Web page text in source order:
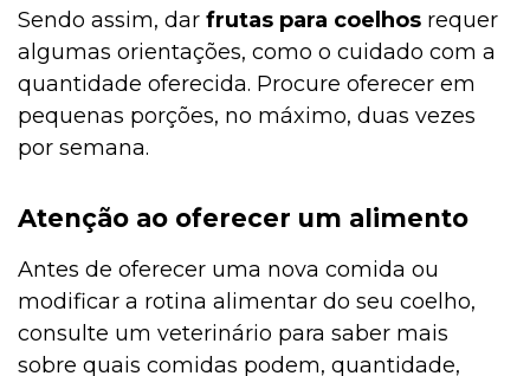
Sendo assim, dar frutas para coelhos requer
algumas orientações, como o cuidado com a
quantidade oferecida. Procure oferecer em
pequenas porções, no máximo, duas vezes
por semana.
Atenção ao oferecer um alimento
Antes de oferecer uma nova comida ou
modificar a rotina alimentar do seu coelho,
consulte um veterinário para saber mais
sobre quais comidas podem, quantidade,